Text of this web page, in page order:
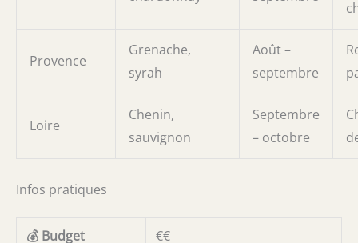
Provence
Grenache,
syrah
Août –
septembre
Loire
Chenin,
sauvignon
Septembre
– octobre
Infos pratiques
💰 Budget €€